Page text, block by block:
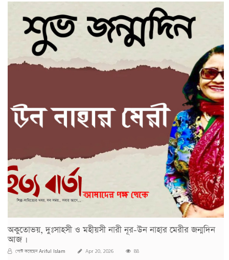
অকুতোভয়, দুঃসাহসী ও মহীয়সী নারী নূর-উন নাহার মেরীর জন্মদিন
আজ ।
পোস্ট করেছেনAriful Islam Apr 20, 2026 88